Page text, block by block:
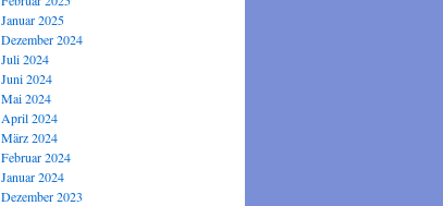
Januar 2025
Dezember 2024
Juli 2024
Juni 2024
Mai 2024
April 2024
März 2024
Februar 2024
Januar 2024
Dezember 2023